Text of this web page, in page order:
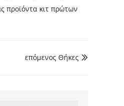
προϊόντα κιτ πρώτων

επόμενος Θήκες